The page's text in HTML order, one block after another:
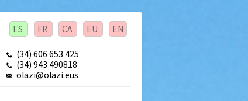
ES FR CA EU EN
(34) 606 653 425
(34) 943 490818
olazi@olazi.eus